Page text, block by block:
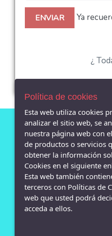
ENVIAR Ya
¿
AVISO LEGAL
POLÍTICA DE COOKIES
ENVÍOS Y
POLÍTICA DE
- Calle san Pedro 13 bajo, Lugo
Política de cookies
Esta web utiliza cookies
analizar el sitio web, se
nuestra página web con
de productos o servicios
obtener la información
Cookies en el siguiente
Esta web también
terceros con Políticas de
web que usted podrá
acceda a ellos.